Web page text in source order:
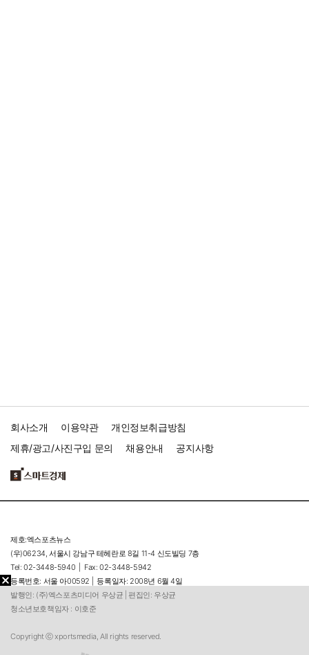
회사소개 이용약관
개인정보취급방침
제휴/광고/사진구입 문의
채용안내 공지사항
제호:엑스포츠뉴스
(우)06234, 서울시 강남구 테헤란로 8길 11-4 신도빌딩 7층
Tel: 02-3448-5940 |
Fax: 02-3448-5942
등록번호: 서울 아00592 |
등록일자: 2008년 6월 4일
발행인: (주)엑스포츠미디어 우상균 | 편집인: 우상균
청소년보호책임자 : 이호준
Copyright ⓒ xportsmedia, All rights reserved.